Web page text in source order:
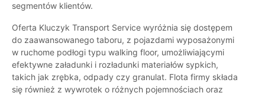
segmentów klientów.
Oferta Kluczyk Transport Service wyróżnia się dostępem
do zaawansowanego taboru, z pojazdami wyposażonymi
w ruchome podłogi typu walking floor, umożliwiającymi
efektywne załadunki i rozładunki materiałów sypkich,
takich jak zrębka, odpady czy granulat. Flota firmy składa
się również z wywrotek o różnych pojemnościach oraz